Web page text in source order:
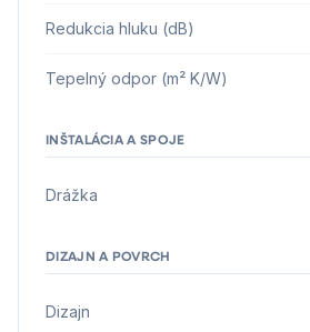
Redukcia hluku (dB)
Tepelný odpor (m² K/W)
INŠTALÁCIA A SPOJE
Drážka
DIZAJN A POVRCH
Dizajn